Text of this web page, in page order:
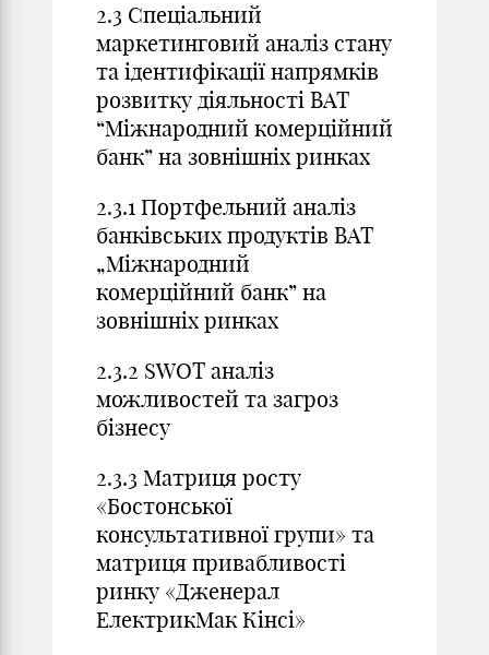
2.3 Спеціальний
маркетинговий аналіз стану
та ідентифікації напрямків
розвитку діяльності ВАТ
“Міжнародний комерційний
банк” на зовнішніх ринках
2.3.1 Портфельний аналіз
банківських продуктів ВАТ
„Міжнародний
комерційний банк” на
зовнішніх ринках
2.3.2 SWOT аналіз
можливостей та загроз
бізнесу
2.3.3 Матриця росту
«Бостонської
консультативної групи» та
матриця привабливості
ринку «Дженерал
ЕлектрикМак Кінсі»